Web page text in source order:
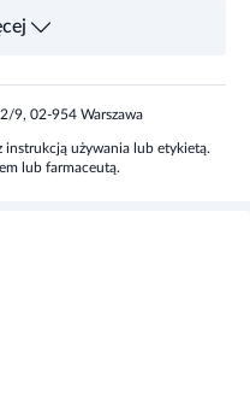
potasu
nawilżania, osłaniania i
się u osób
takie jak
9, 02-954 Warszawa
instrukcją używania lub etykietą.
lub farmaceutą.